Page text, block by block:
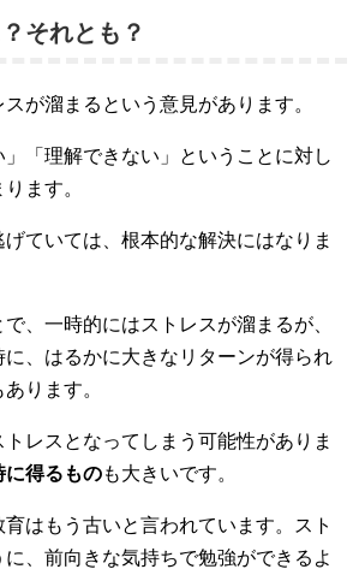
それとも？
が溜まるという意見があります。
」「理解できない」ということに対し
ます。
ていては、根本的な解決にはなりま
、一時的にはストレスが溜まるが、
、はるかに大きなリターンが得られ
ります。
レスとなってしまう可能性がありま
に得るものも大きいです。
はもう古いと言われています。スト
、前向きな気持ちで勉強ができるよ